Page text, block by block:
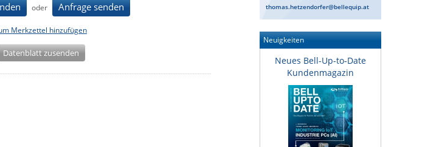
oder Anfrage senden
Merkzettel hinzufügen
Datenblatt zusenden
thomas.hetzendorfer@bellequip.at
Neuigkeiten
Neues Bell-Up-to-Date
Kundenmagazin